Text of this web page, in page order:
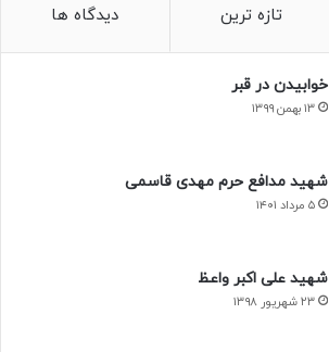
تازه ترین دیدگاه ها
خوابیدن در قبر
۱۳ بهمن ۱۳۹۹
شهید مدافع حرم مهدی قاسمی
۵ مرداد ۱۴۰۱
شهید علی اکبر واعظ
۲۳ شهریور ۱۳۹۸